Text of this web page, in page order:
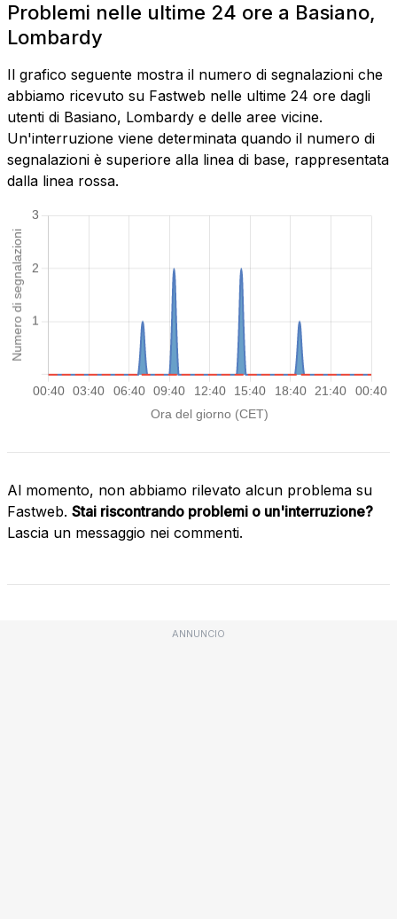
Problemi nelle ultime 24 ore a Basiano,
Lombardy
Il grafico seguente mostra il numero di segnalazioni che
abbiamo ricevuto su Fastweb nelle ultime 24 ore dagli
utenti di Basiano, Lombardy e delle aree vicine.
Un'interruzione viene determinata quando il numero di
segnalazioni è superiore alla linea di base, rappresentata
dalla linea rossa.
Al momento, non abbiamo rilevato alcun problema su
Fastweb. Stai riscontrando problemi o un'interruzione?
Lascia un messaggio nei commenti.
ANNUNCIO